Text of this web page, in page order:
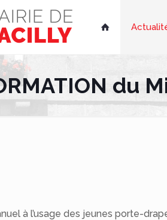

du
à l’usage des jeunes porte-